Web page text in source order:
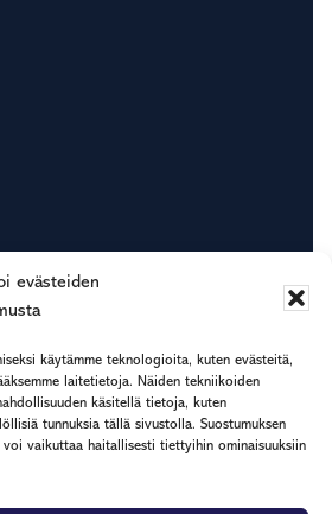
evästeiden
käytämme teknologioita, kuten evästeitä,
laitetietoja. Näiden tekniikoiden
käsitellä tietoja, kuten
tunnuksia tällä sivustolla. Suostumuksen
vaikuttaa haitallisesti tiettyihin ominaisuuksiin